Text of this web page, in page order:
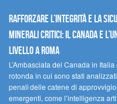
Rafforzare l’integrità e la
minerali critici: il Canada e
livello a Roma
L’Ambasciata del Canada in
rotonda in cui sono stati
penali delle catene di
emergenti, come l’intelligenza